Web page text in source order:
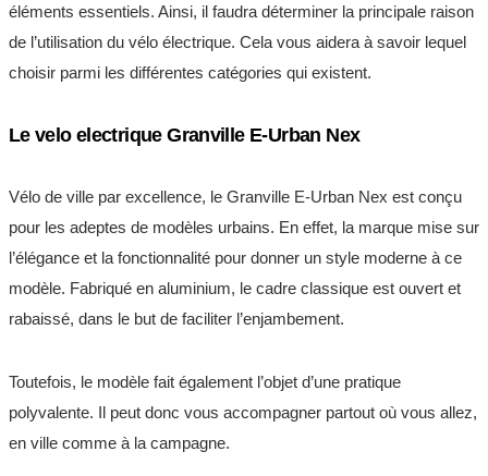
éléments essentiels. Ainsi, il faudra déterminer la principale raison
de l’utilisation du vélo électrique. Cela vous aidera à savoir lequel
choisir parmi les différentes catégories qui existent.
Le velo electrique Granville E-Urban Nex
Vélo de ville par excellence, le Granville E-Urban Nex est conçu
pour les adeptes de modèles urbains. En effet, la marque mise sur
l’élégance et la fonctionnalité pour donner un style moderne à ce
modèle. Fabriqué en aluminium, le cadre classique est ouvert et
rabaissé, dans le but de faciliter l’enjambement.
Toutefois, le modèle fait également l’objet d’une pratique
polyvalente. Il peut donc vous accompagner partout où vous allez,
en ville comme à la campagne.